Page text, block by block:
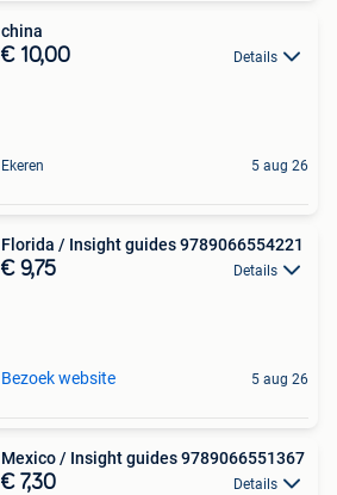
china
€ 10,00 Details
Ekeren 5 aug 26
Florida / Insight guides 9789066554221
€ 9,75 Details
Bezoek website 5 aug 26
Mexico / Insight guides 9789066551367
€ 7,30 Details